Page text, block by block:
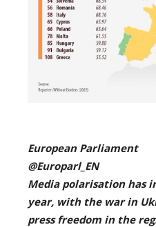
European Parliament
@Europarl_EN
Media polarisation has
year, with the war in
press freedom in the